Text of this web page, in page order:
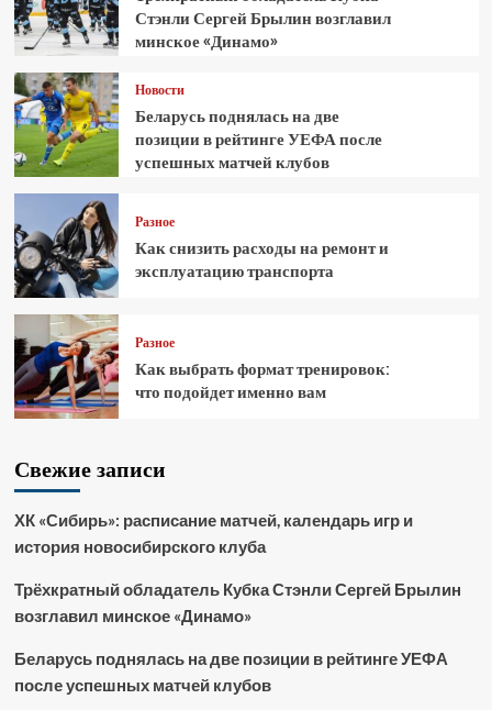
Стэнли Сергей Брылин возглавил
минское «Динамо»
Новости
Беларусь поднялась на две
позиции в рейтинге УЕФА после
успешных матчей клубов
Разное
Как снизить расходы на ремонт и
эксплуатацию транспорта
Разное
Как выбрать формат тренировок:
что подойдет именно вам
Свежие записи
ХК «Сибирь»: расписание матчей, календарь игр и
история новосибирского клуба
Трёхкратный обладатель Кубка Стэнли Сергей Брылин
возглавил минское «Динамо»
Беларусь поднялась на две позиции в рейтинге УЕФА
после успешных матчей клубов